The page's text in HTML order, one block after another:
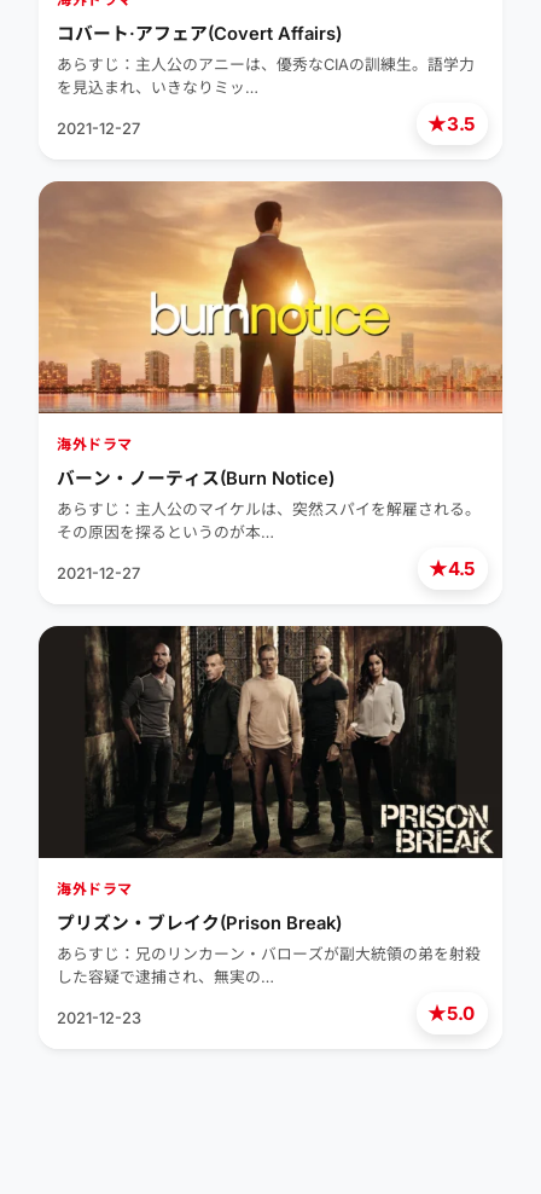
★3.5
コバート·アフェア(Covert Affairs)
あらすじ：主人公のアニーは、優秀なCIAの訓練生。語学力
を見込まれ、いきなりミッ…
2021-12-27
★4.5
海外ドラマ
バーン・ノーティス(Burn Notice)
あらすじ：主人公のマイケルは、突然スパイを解雇される。
その原因を探るというのが本…
2021-12-27
★5.0
海外ドラマ
プリズン・ブレイク(Prison Break)
あらすじ：兄のリンカーン・バローズが副大統領の弟を射殺
した容疑で逮捕され、無実の…
2021-12-23